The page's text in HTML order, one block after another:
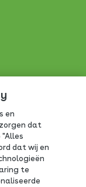
en
dat
dat wij en
te